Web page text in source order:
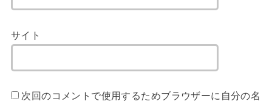
サイト
次回のコメントで使用するためブラウザーに自分の名